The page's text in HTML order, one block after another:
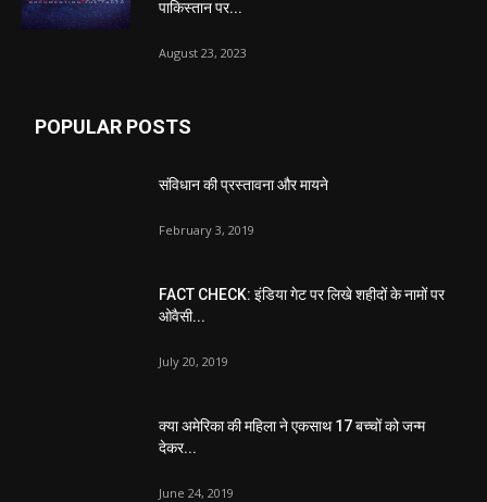
पाकिस्तान पर...
August 23, 2023
POPULAR POSTS
संविधान की प्रस्तावना और मायने
February 3, 2019
FACT CHECK: इंडिया गेट पर लिखे शहीदों के नामों पर
ओवैसी...
July 20, 2019
क्या अमेरिका की महिला ने एकसाथ 17 बच्चों को जन्म
देकर...
June 24, 2019